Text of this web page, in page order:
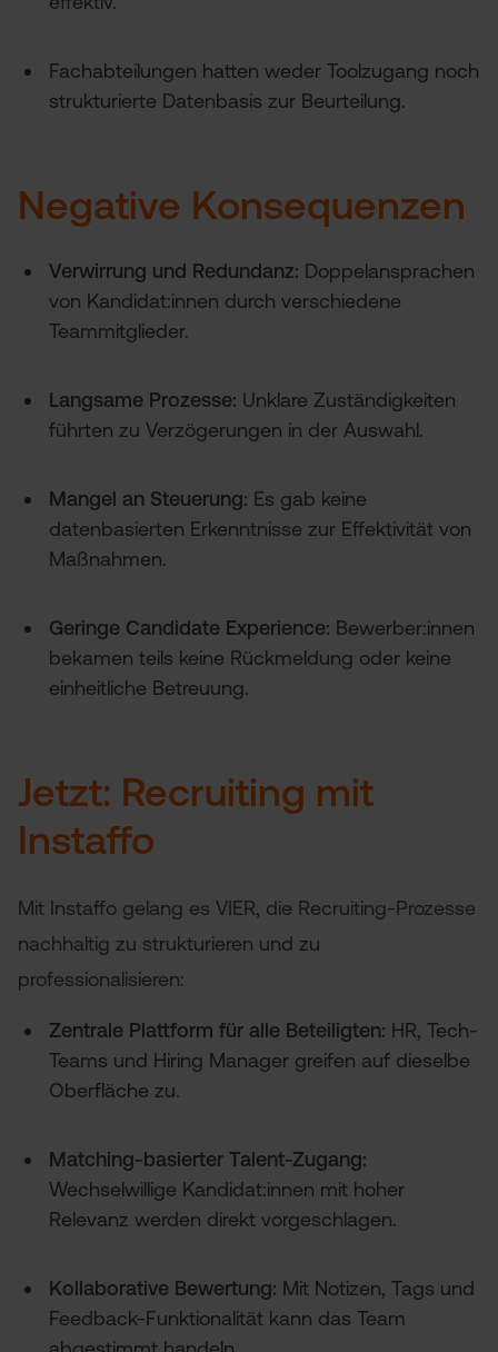
Fachabteilungen hatten weder Toolzugang noch
strukturierte Datenbasis zur Beurteilung.
Negative Konsequenzen
Verwirrung und Redundanz: Doppelansprachen
von Kandidat:innen durch verschiedene
Teammitglieder.
Langsame Prozesse: Unklare Zuständigkeiten
führten zu Verzögerungen in der Auswahl.
Mangel an Steuerung: Es gab keine
datenbasierten Erkenntnisse zur Effektivität von
Maßnahmen.
Geringe Candidate Experience: Bewerber:innen
bekamen teils keine Rückmeldung oder keine
einheitliche Betreuung.
Jetzt: Recruiting mit
Instaffo
Mit Instaffo gelang es VIER, die Recruiting-Prozesse
nachhaltig zu strukturieren und zu
professionalisieren:
Zentrale Plattform für alle Beteiligten: HR, Tech-
Teams und Hiring Manager greifen auf dieselbe
Oberfläche zu.
Matching-basierter Talent-Zugang:
Wechselwillige Kandidat:innen mit hoher
Relevanz werden direkt vorgeschlagen.
Kollaborative Bewertung: Mit Notizen, Tags und
Feedback-Funktionalität kann das Team